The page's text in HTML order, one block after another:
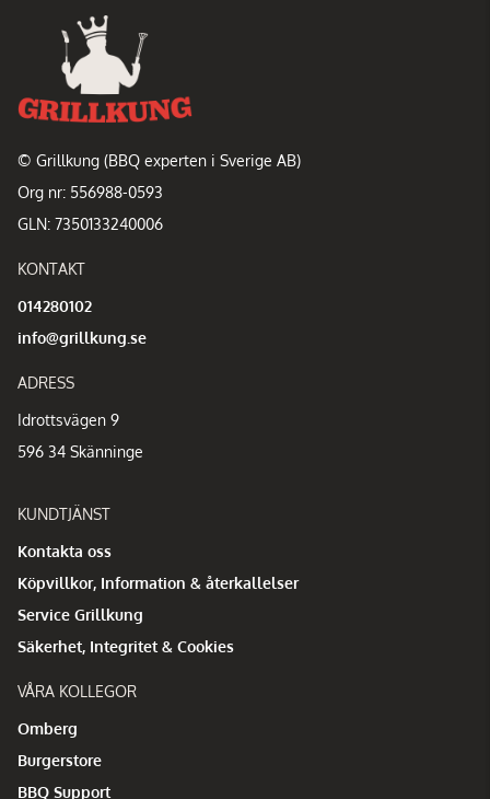
© Grillkung (BBQ experten i Sverige AB)
Org nr: 556988-0593
GLN: 7350133240006
KONTAKT
014280102
info@grillkung.se
ADRESS
Idrottsvägen 9
596 34 Skänninge
KUNDTJÄNST
Kontakta oss
Köpvillkor, Information & återkallelser
Service Grillkung
Säkerhet, Integritet & Cookies
VÅRA KOLLEGOR
Omberg
Burgerstore
BBQ Support